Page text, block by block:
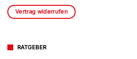
Vertrag widerrufen
RATGEBER